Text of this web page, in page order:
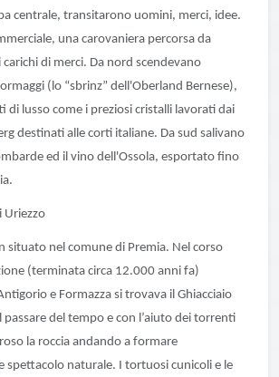
centrale, transitarono uomini, merci, idee.
una carovaniera percorsa da
carichi di merci. Da nord scendevano
(lo “sbrinz” dell'Oberland Bernese),
di lusso come i preziosi cristalli lavorati dai
destinati alle corti italiane. Da sud salivano
ed il vino dell'Ossola, esportato fino
Uriezzo
situato nel comune di Premia. Nel corso
(terminata circa 12.000 anni fa)
e Formazza si trovava il Ghiacciaio
passare del tempo e con l’aiuto dei torrenti
la roccia andando a formare
spettacolo naturale. I tortuosi cunicoli e le